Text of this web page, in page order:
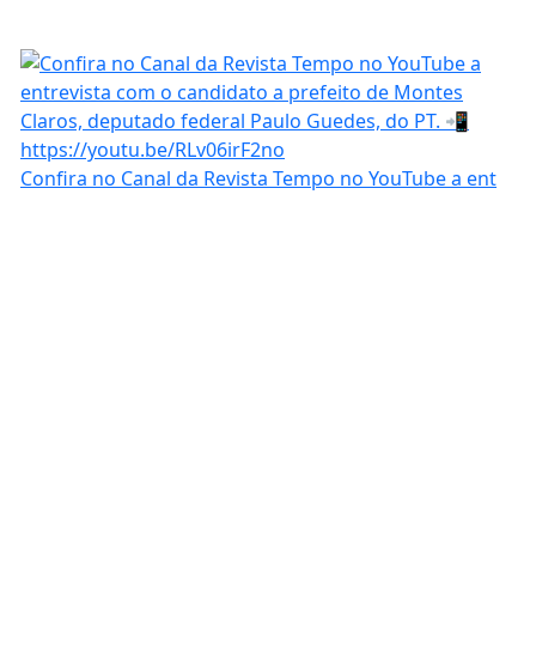
Confira no Canal da Revista Tempo no YouTube a ent